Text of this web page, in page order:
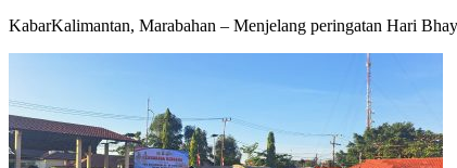
KabarKalimantan, Marabahan – ​Menjelang peringatan Hari